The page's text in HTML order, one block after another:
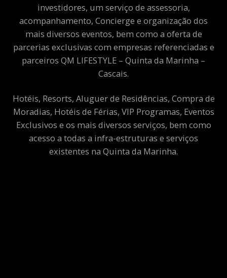
investidores, um serviço de assessoria,
acompanhamento, Concierge e organização dos
mais diversos eventos, bem como a oferta de
parcerias exclusivas com empresas referenciadas e
parceiros QM LIFESTYLE – Quinta da Marinha –
Cascais.
Hotéis, Resorts, Aluguer de Residências, Compra de
Moradias, Hotéis de Férias, VIP Programas, Eventos
Exclusivos e os mais diversos serviços, bem como
acesso a todas a infra-estruturas e serviços
existentes na Quinta da Marinha.